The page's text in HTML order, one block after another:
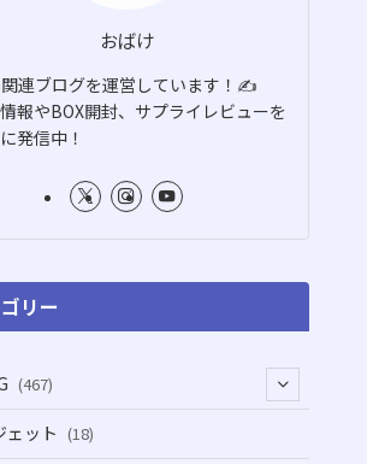
おばけ
連ブログを運営しています！✍️
報やBOX開封、サプライレビューを
発信中！
リー
(467)
(16)
ェット (18)